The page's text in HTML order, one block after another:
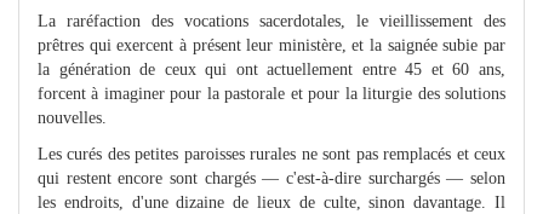
La raréfaction des vocations sacerdotales, le vieillissement des
prêtres qui exercent à présent leur ministère, et la saignée subie par
la génération de ceux qui ont actuellement entre 45 et 60 ans,
forcent à imaginer pour la pastorale et pour la liturgie des solutions
nouvelles.
Les curés des petites paroisses rurales ne sont pas remplacés et ceux
qui restent encore sont chargés — c'est-à-dire surchargés — selon
les endroits, d'une dizaine de lieux de culte, sinon davantage. Il